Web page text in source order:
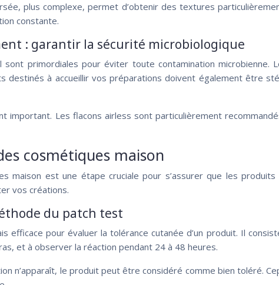
plus complexe, permet d’obtenir des textures
constante.
: garantir la sécurité microbiologique
primordiales pour éviter toute contamination microbienne.
destinés à accueillir vos préparations doivent également être
important. Les flacons airless sont particulièrement
cosmétiques maison
maison est une étape cruciale pour s’assurer que les
vos créations.
du patch test
efficace pour évaluer la tolérance cutanée d’un produit. Il
et à observer la réaction pendant 24 à 48 heures.
n’apparaît, le produit peut être considéré comme bien toléré.